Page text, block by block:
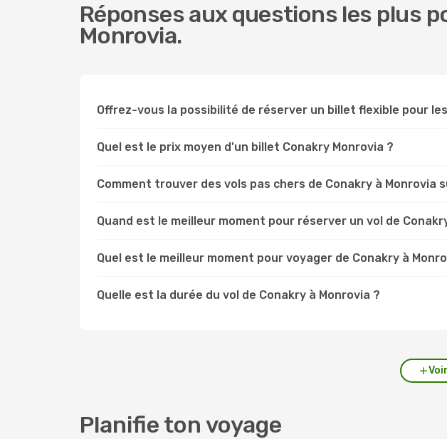
Réponses aux questions les plus
Monrovia.
Offrez-vous la possibilité de réserver un billet flexible pour
Quel est le prix moyen d'un billet Conakry Monrovia ?
Comment trouver des vols pas chers de Conakry à Monrovia
Quand est le meilleur moment pour réserver un vol de
Quel est le meilleur moment pour voyager de Conakry à
Quelle est la durée du vol de Conakry à Monrovia ?
Planifie ton voyage